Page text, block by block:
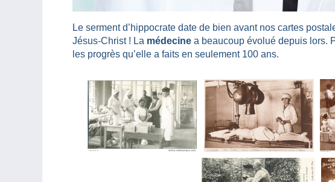
Le serment d’hippocrate date de bien avant nos cartes
Jésus-Christ ! La médecine a beaucoup évolué depuis lors.
les progrès qu’elle a faits en seulement 100 ans.